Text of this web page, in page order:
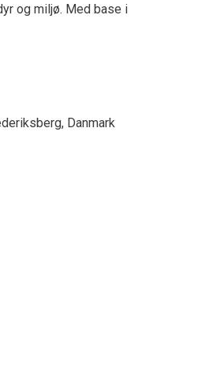
og miljø. Med base i
Danmark